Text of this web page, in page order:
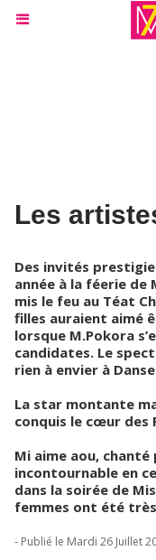
Les
Des invités
année à la féerie de
mis le feu au Téat
filles auraient aimé
lorsque M.Pokora
candidates. Le
rien à envier à
La star montante
conquis le cœur des
Mi aime aou,
incontournable en
dans la soirée de
femmes ont été
- Publié le Mardi 26 Juillet